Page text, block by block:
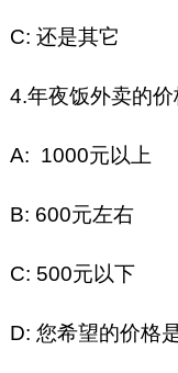
C: 还是其它
4.年夜饭外卖的
A: 1000元以上
B: 600元左右
C: 500元以下
D: 您希望的